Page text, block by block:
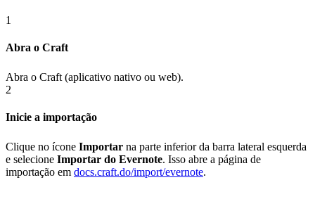
1
Abra o Craft
Abra o Craft (aplicativo nativo ou web).
2
Inicie a importação
Clique no ícone Importar na parte inferior da barra lateral esquerda
e selecione Importar do Evernote. Isso abre a página de
importação em docs.craft.do/import/evernote.